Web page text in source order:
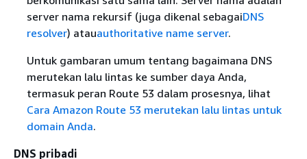
server nama rekursif (juga dikenal sebagaiDNS
resolver) atauauthoritative name server.
Untuk gambaran umum tentang bagaimana DNS
merutekan lalu lintas ke sumber daya Anda,
termasuk peran Route 53 dalam prosesnya, lihat
Cara Amazon Route 53 merutekan lalu lintas untuk
domain Anda.
DNS pribadi